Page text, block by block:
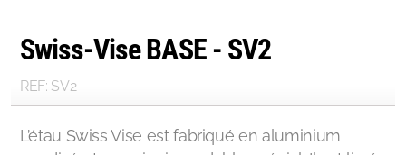
Swiss-Vise BASE - SV2
REF: SV2
L’étau Swiss Vise est fabriqué en aluminium